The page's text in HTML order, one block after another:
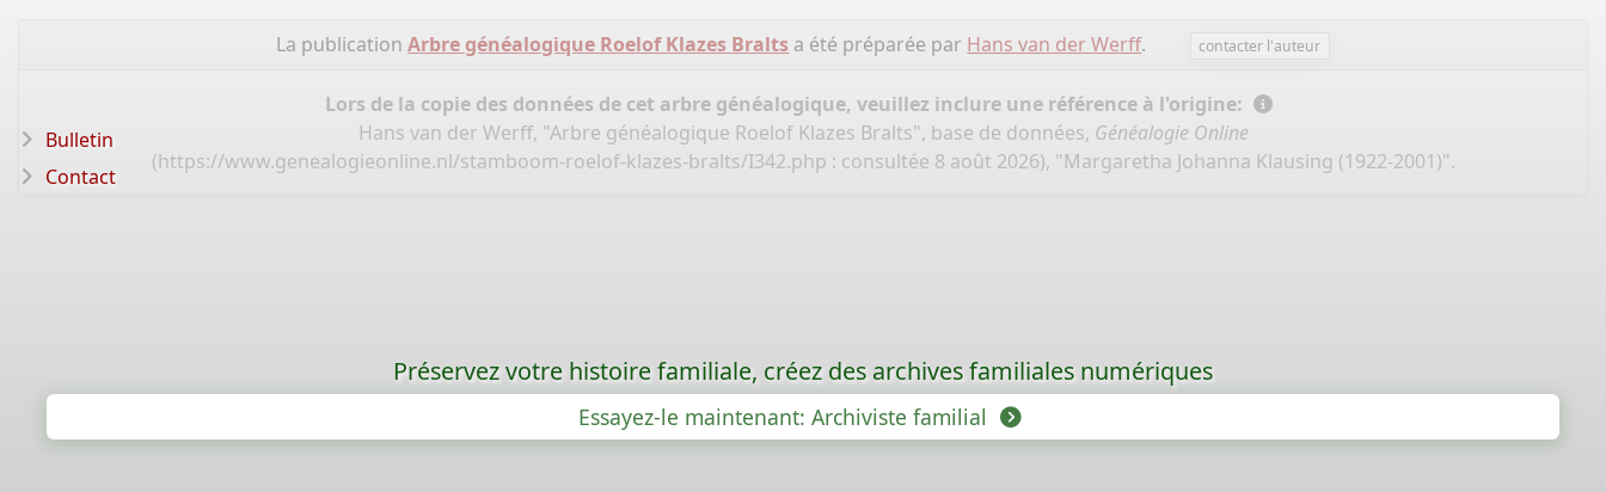
La publicationArbre généalogique Roelof Klazes Bralts a été préparée par Hans van der Werff. contacter l'auteur
Lors de la copie des données de cet arbre généalogique, veuillez inclure une référence à l'origine:
Hans van der Werff, "Arbre généalogique Roelof Klazes Bralts", base de données, Généalogie Online
(https://www.genealogieonline.nl/stamboom-roelof-klazes-bralts/I342.php : consultée 8 août 2026), "Margaretha Johanna Klausing (1922-2001)".
Bulletin
Contact
Préservez votre histoire familiale, créez des archives familiales numériques
Essayez-le maintenant: Archiviste familial